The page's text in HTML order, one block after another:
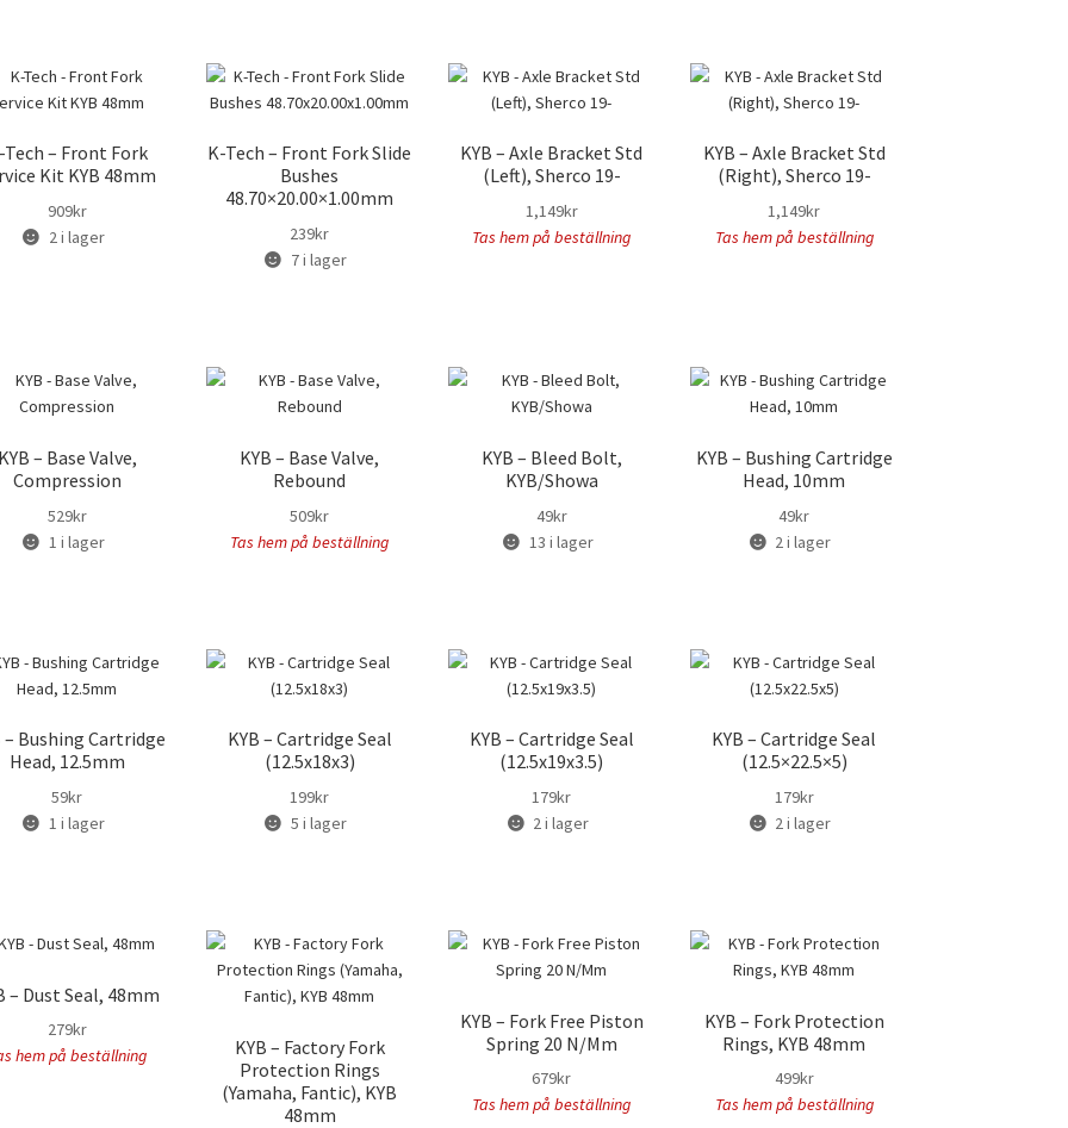
Tech – Front Fork
Kit KYB 48mm
909kr
2 i lager
K-Tech – Front Fork Slide
Bushes
48.70×20.00×1.00mm
239kr
7 i lager
KYB – Axle Bracket Std
(Left), Sherco 19-
1,149kr
Tas hem på beställning
KYB – Axle Bracket Std
(Right), Sherco 19-
1,149kr
Tas hem på beställning
– Base Valve,
Compression
529kr
1 i lager
KYB – Base Valve,
Rebound
509kr
Tas hem på beställning
KYB – Bleed Bolt,
KYB/Showa
49kr
13 i lager
KYB – Bushing Cartridge
Head, 10mm
49kr
2 i lager
– Bushing Cartridge
Head, 12.5mm
59kr
1 i lager
KYB – Cartridge Seal
(12.5x18x3)
199kr
5 i lager
KYB – Cartridge Seal
(12.5x19x3.5)
179kr
2 i lager
KYB – Cartridge Seal
(12.5×22.5×5)
179kr
2 i lager
– Dust Seal, 48mm
279kr
hem på beställning
KYB – Factory Fork
Protection Rings
(Yamaha, Fantic), KYB
48mm
KYB – Fork Free Piston
Spring 20 N/Mm
679kr
Tas hem på beställning
KYB – Fork Protection
Rings, KYB 48mm
499kr
Tas hem på beställning